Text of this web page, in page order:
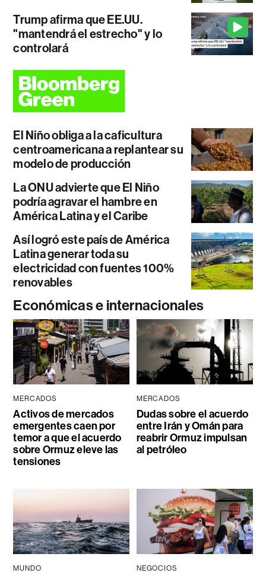
Trump afirma que EE.UU.
"mantendrá el estrecho" y lo
controlará
El Niño obliga a la caficultura
centroamericana a replantear su
modelo de producción
La ONU advierte que El Niño
podría agravar el hambre en
América Latina y el Caribe
Así logró este país de América
Latina generar toda su
electricidad con fuentes 100%
renovables
Económicas e internacionales
MERCADOS
Activos de mercados
emergentes caen por
temor a que el acuerdo
sobre Ormuz eleve las
tensiones
MERCADOS
Dudas sobre el acuerdo
entre Irán y Omán para
reabrir Ormuz impulsan
al petróleo
MUNDO NEGOCIOS